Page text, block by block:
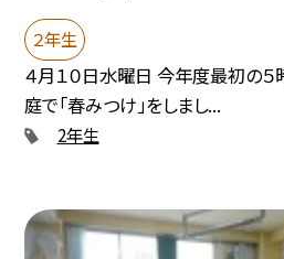
２年生
４月１０日水曜日 今年度最初の５
庭で「春みつけ」をしまし...
2年生